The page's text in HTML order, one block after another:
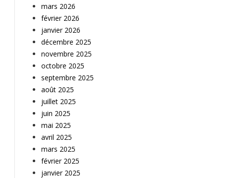
mars 2026
février 2026
janvier 2026
décembre 2025
novembre 2025
octobre 2025
septembre 2025
août 2025
juillet 2025
juin 2025
mai 2025
avril 2025
mars 2025
février 2025
janvier 2025